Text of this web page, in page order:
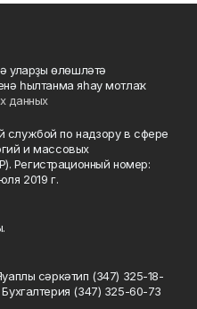
уларҙы өлөшләтә
һылтанма яһау мотлаҡ.
данных
службой по надзору в сфере
и массовых
Регистрационный номер:
2019 г.
сәркәтип (347) 325-18-
(347) 325-60-73